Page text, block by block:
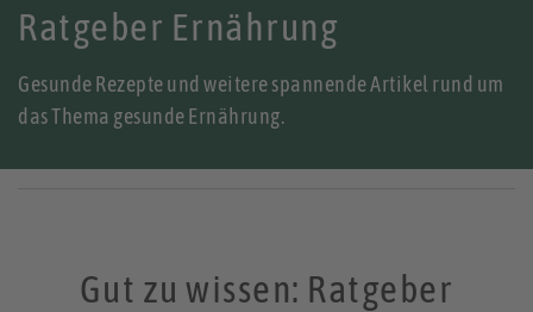
Ratgeber Ernährung
Gesunde Rezepte und weitere spannende Artikel rund um
das Thema gesunde Ernährung.
Gut zu wissen: Ratgeber